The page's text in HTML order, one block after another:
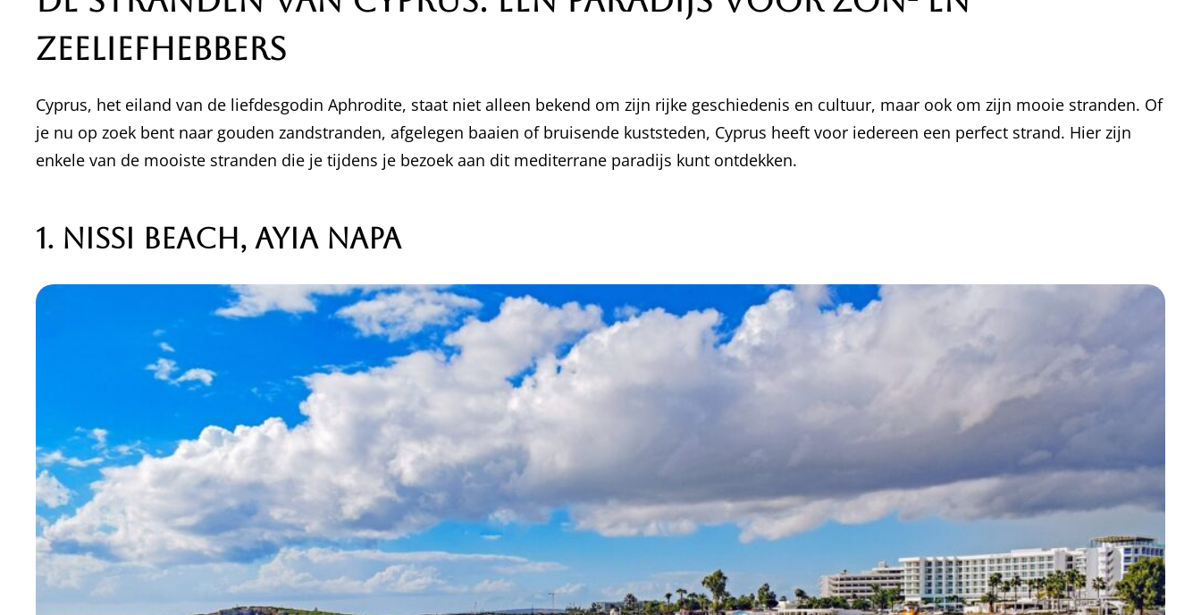
Zeeliefhebbers
Cyprus, het eiland van de liefdesgodin Aphrodite, staat niet alleen bekend om zijn rijke geschiedenis en cultuur, maar ook om zijn mooie stranden. Of
je nu op zoek bent naar gouden zandstranden, afgelegen baaien of bruisende kuststeden, Cyprus heeft voor iedereen een perfect strand. Hier zijn
enkele van de mooiste stranden die je tijdens je bezoek aan dit mediterrane paradijs kunt ontdekken.
1. Nissi Beach, Ayia Napa